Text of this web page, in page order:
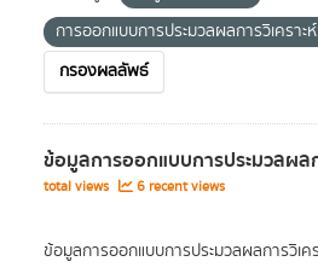
การออกแบบการประมวลผลการวิเคราะห์
กรองผลลัพธ์
ข้อมูลการออกแบบการประมวลผลก
total views
6 recent views
ข้อมูลการออกแบบการประมวลผลการวิเค